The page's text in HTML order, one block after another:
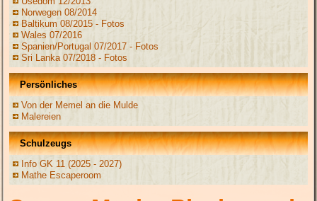
Norwegen 08/2014
Baltikum 08/2015 - Fotos
Wales 07/2016
Spanien/Portugal 07/2017 - Fotos
Sri Lanka 07/2018 - Fotos
Persönliches
Von der Memel an die Mulde
Malereien
Schulzeugs
Info GK 11 (2025 - 2027)
Mathe Escaperoom